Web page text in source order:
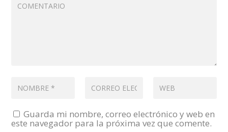
Guarda mi nombre, correo electrónico y web en
este navegador para la próxima vez que comente.